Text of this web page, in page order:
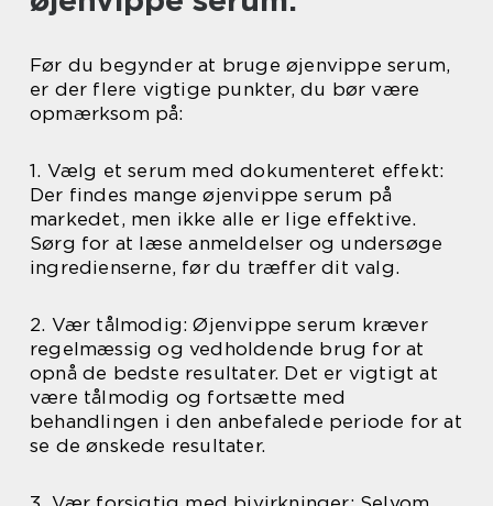
Før du begynder at bruge øjenvippe serum,
er der flere vigtige punkter, du bør være
opmærksom på:
1. Vælg et serum med dokumenteret effekt:
Der findes mange øjenvippe serum på
markedet, men ikke alle er lige effektive.
Sørg for at læse anmeldelser og undersøge
ingredienserne, før du træffer dit valg.
2. Vær tålmodig: Øjenvippe serum kræver
regelmæssig og vedholdende brug for at
opnå de bedste resultater. Det er vigtigt at
være tålmodig og fortsætte med
behandlingen i den anbefalede periode for at
se de ønskede resultater.